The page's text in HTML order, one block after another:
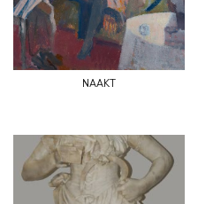
naakt